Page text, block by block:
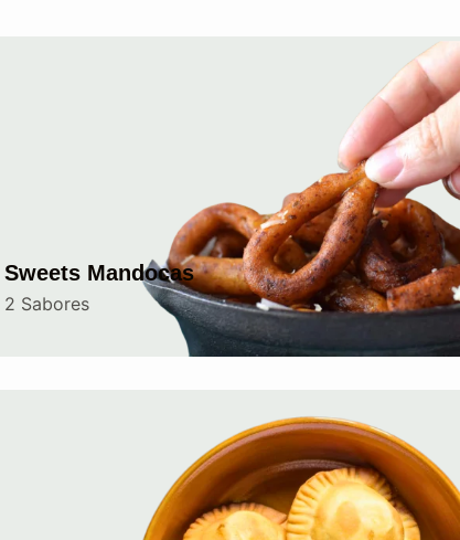
Sweets Mandocas
2 Sabores